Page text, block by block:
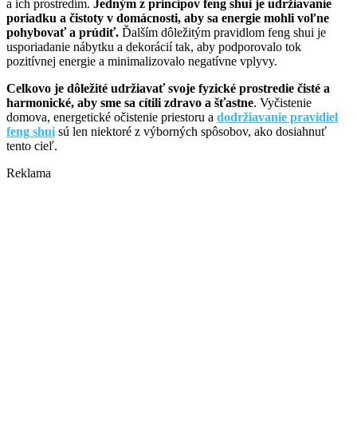
a ich prostredím. Jedným z princípov feng shui je udržiavanie
poriadku a čistoty v domácnosti, aby sa energie mohli voľne
pohybovať a prúdiť. Ďalším dôležitým pravidlom feng shui je
usporiadanie nábytku a dekorácií tak, aby podporovalo tok
pozitívnej energie a minimalizovalo negatívne vplyvy.
Celkovo je dôležité udržiavať svoje fyzické prostredie čisté a
harmonické, aby sme sa cítili zdravo a šťastne. Vyčistenie
domova, energetické očistenie priestoru a dodržiavanie pravidiel
feng shuisú len niektoré z výborných spôsobov, ako dosiahnuť
tento cieľ.
Reklama